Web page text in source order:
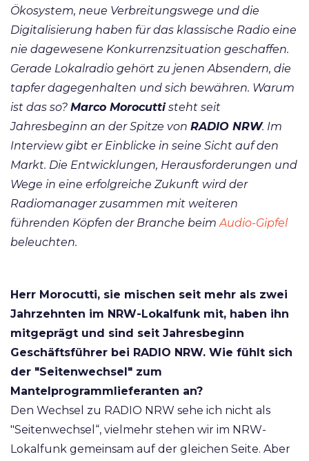
Ökosystem, neue Verbreitungswege und die
Digitalisierung haben für das klassische Radio eine
nie dagewesene Konkurrenzsituation geschaffen.
Gerade Lokalradio gehört zu jenen Absendern, die
tapfer dagegenhalten und sich bewähren. Warum
ist das so? Marco Morocuttisteht seit
Jahresbeginn an der Spitze von RADIO NRW. Im
Interview gibt er Einblicke in seine Sicht auf den
Markt. Die Entwicklungen, Herausforderungen und
Wege in eine erfolgreiche Zukunft wird der
Radiomanager zusammen mit weiteren
führenden Köpfen der Branche beimAudio-Gipfel
beleuchten.
Herr Morocutti, sie mischen seit mehr als zwei
Jahrzehnten im NRW-Lokalfunk mit, haben ihn
mitgeprägt und sind seit Jahresbeginn
Geschäftsführer bei RADIO NRW. Wie fühlt sich
der "Seitenwechsel" zum
Mantelprogrammlieferanten an?
Den Wechsel zu RADIO NRW sehe ich nicht als
"Seitenwechsel“, vielmehr stehen wir im NRW-
Lokalfunk gemeinsam auf der gleichen Seite. Aber